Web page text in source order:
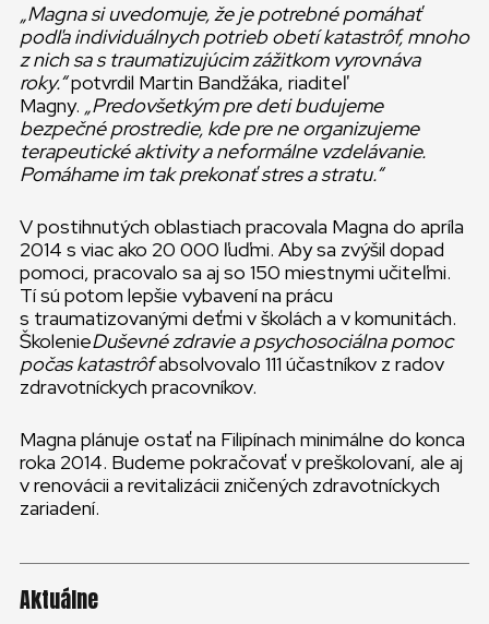
„Magna si uvedomuje, že je potrebné pomáhať
podľa individuálnych potrieb obetí katastrôf, mnoho
z nich sa s traumatizujúcim zážitkom vyrovnáva
roky.“potvrdil Martin Bandžáka, riaditeľ
Magny. „Predovšetkým pre deti budujeme
bezpečné prostredie, kde pre ne organizujeme
terapeutické aktivity a neformálne vzdelávanie.
Pomáhame im tak prekonať stres a stratu.“
V postihnutých oblastiach pracovala Magna do apríla
2014 s viac ako 20 000 ľuďmi. Aby sa zvýšil dopad
pomoci, pracovalo sa aj so 150 miestnymi učiteľmi.
Tí sú potom lepšie vybavení na prácu
s traumatizovanými deťmi v školách a v komunitách.
ŠkolenieDuševné zdravie a psychosociálna pomoc
počas katastrôfabsolvovalo 111 účastníkov z radov
zdravotníckych pracovníkov.
Magna plánuje ostať na Filipínach minimálne do konca
roka 2014. Budeme pokračovať v preškolovaní, ale aj
v renovácii a revitalizácii zničených zdravotníckych
zariadení.
Aktuálne